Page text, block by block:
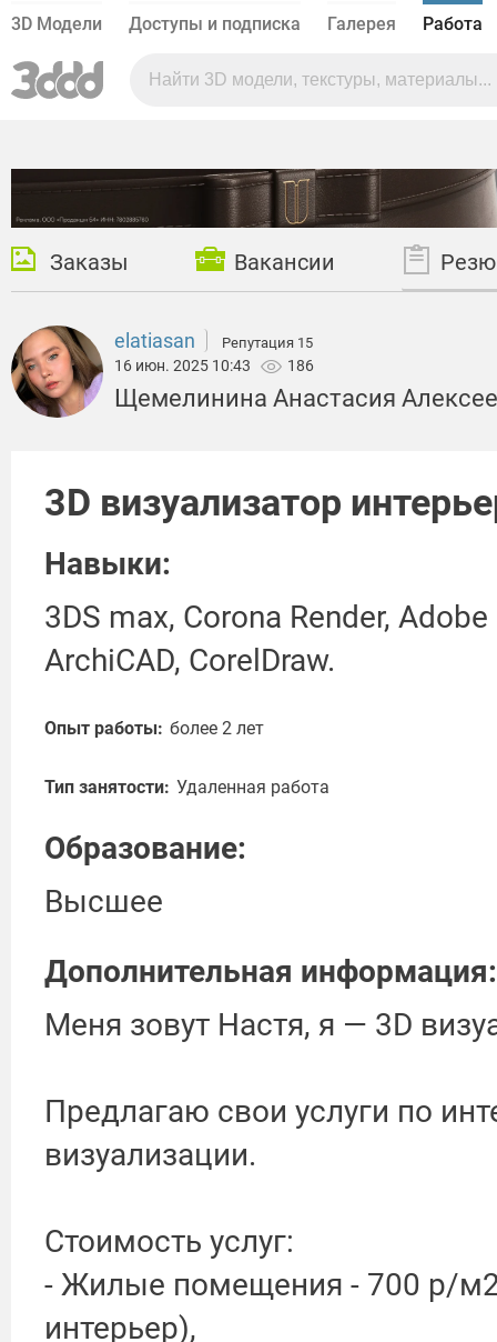
3D Модели Доступы и подписка Галерея Работа
Заказы Вакансии
elatiasan Репутация 15
16 июн. 2025 10:43 186
Щемелинина Анастасия
3D визуализатор
Навыки:
3DS max, Corona Render,
ArchiCAD, CorelDraw.
Опыт работы: более 2 лет
Тип занятости: Удаленная работа
Образование:
Высшее
Дополнительная информация:
Меня зовут Настя, я — 3D
Предлагаю свои услуги по
визуализации.
Стоимость услуг:
- Жилые помещения - 700 р/
интерьер),